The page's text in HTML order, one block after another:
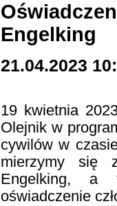
Engelking
21.04.2023
19 kwietnia
Olejnik w
cywilów w
mierzymy się
Engelking, a
oświadczenie